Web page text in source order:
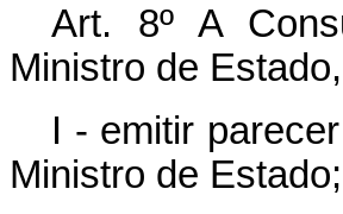
Art. 8º A
Ministro de
I - emitir
Ministro de Estado;